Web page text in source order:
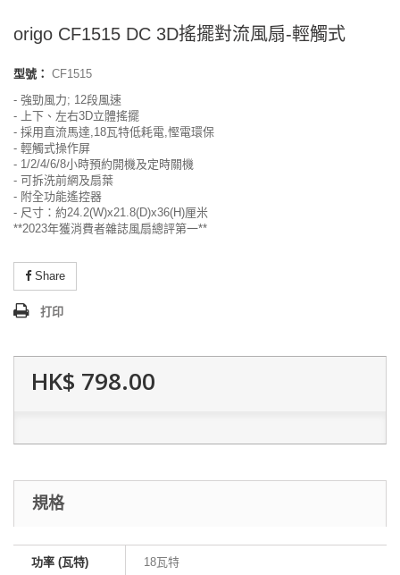
origo CF1515 DC 3D搖擺對流風扇-輕觸式
型號： CF1515
- 強勁風力; 12段風速
- 上下、左右3D立體搖擺
- 採用直流馬達,18瓦特低耗電,慳電環保
- 輕觸式操作屏
- 1/2/4/6/8小時預約開機及定時關機
- 可拆洗前網及扇葉
- 附全功能遙控器
- 尺寸：約24.2(W)x21.8(D)x36(H)厘米
**2023年獲消費者雜誌風扇總評第一**
Share
打印
HK$ 798.00
規格
功率 (瓦特) 18瓦特